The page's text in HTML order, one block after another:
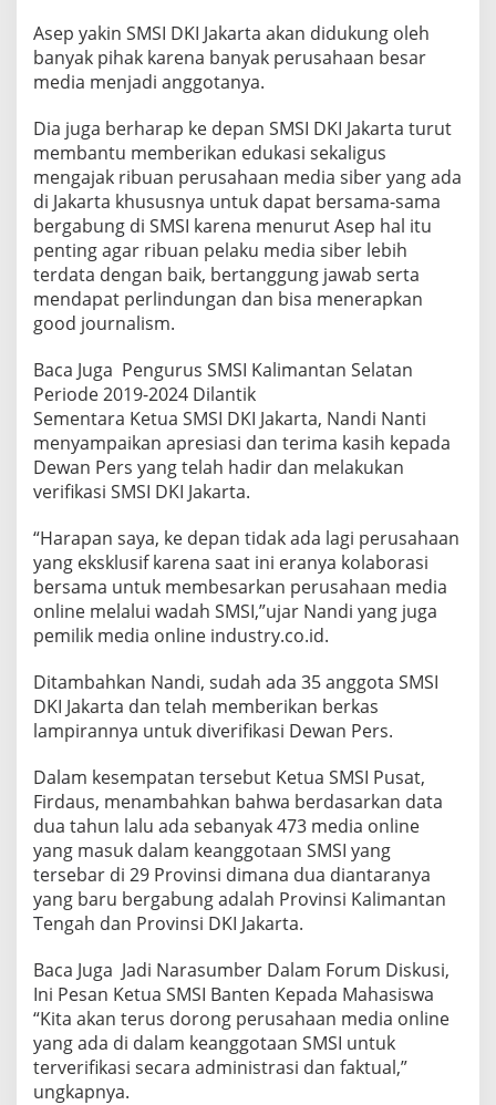
e
r
Asep yakin SMSI DKI Jakarta akan didukung oleh
banyak pihak karena banyak perusahaan besar
media menjadi anggotanya.
Dia juga berharap ke depan SMSI DKI Jakarta turut
membantu memberikan edukasi sekaligus
mengajak ribuan perusahaan media siber yang ada
di Jakarta khususnya untuk dapat bersama-sama
bergabung di SMSI karena menurut Asep hal itu
penting agar ribuan pelaku media siber lebih
terdata dengan baik, bertanggung jawab serta
mendapat perlindungan dan bisa menerapkan
good journalism.
Baca Juga Pengurus SMSI Kalimantan Selatan
Periode 2019-2024 Dilantik
Sementara Ketua SMSI DKI Jakarta, Nandi Nanti
menyampaikan apresiasi dan terima kasih kepada
Dewan Pers yang telah hadir dan melakukan
verifikasi SMSI DKI Jakarta.
“Harapan saya, ke depan tidak ada lagi perusahaan
yang eksklusif karena saat ini eranya kolaborasi
bersama untuk membesarkan perusahaan media
online melalui wadah SMSI,”ujar Nandi yang juga
pemilik media online industry.co.id.
Ditambahkan Nandi, sudah ada 35 anggota SMSI
DKI Jakarta dan telah memberikan berkas
lampirannya untuk diverifikasi Dewan Pers.
Dalam kesempatan tersebut Ketua SMSI Pusat,
Firdaus, menambahkan bahwa berdasarkan data
dua tahun lalu ada sebanyak 473 media online
yang masuk dalam keanggotaan SMSI yang
tersebar di 29 Provinsi dimana dua diantaranya
yang baru bergabung adalah Provinsi Kalimantan
Tengah dan Provinsi DKI Jakarta.
Baca Juga Jadi Narasumber Dalam Forum Diskusi,
Ini Pesan Ketua SMSI Banten Kepada Mahasiswa
“Kita akan terus dorong perusahaan media online
yang ada di dalam keanggotaan SMSI untuk
terverifikasi secara administrasi dan faktual,”
ungkapnya.